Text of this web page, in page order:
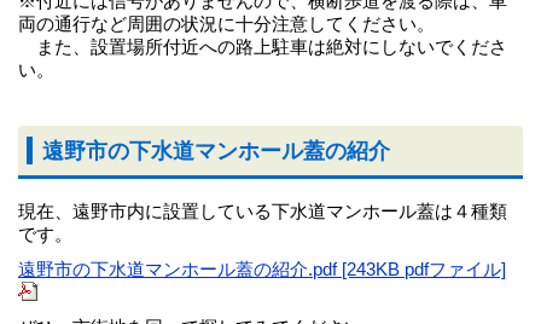
両の通行など周囲の状況に十分注意してください。
また、設置場所付近への路上駐車は絶対にしないでくださ
い。
遠野市の下水道マンホール蓋の紹介
現在、遠野市内に設置している下水道マンホール蓋は４種類
です。
遠野市の下水道マンホール蓋の紹介.pdf [243KB pdfファイル]